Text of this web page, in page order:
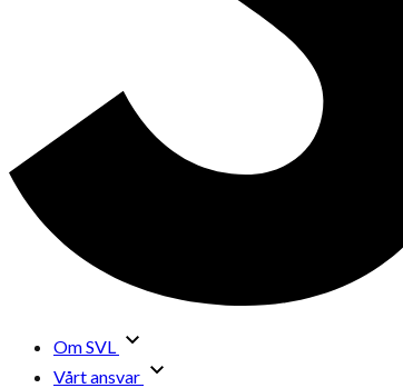
Om SVL
Vårt ansvar